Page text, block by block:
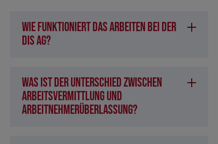
Wie funktioniert das Arbeiten bei der
DIS AG?
Was ist der Unterschied zwischen
Arbeitsvermittlung und
Arbeitnehmerüberlassung?